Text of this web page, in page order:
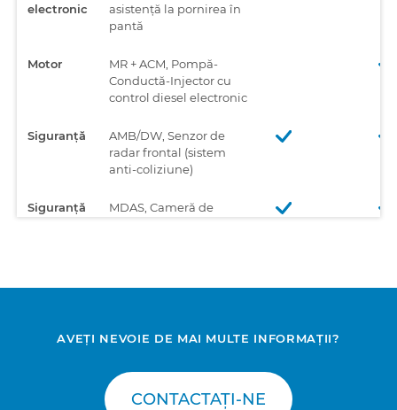
electronic
asistență la pornirea în
pantă
Motor
MR + ACM, Pompă-
Conductă-Injector cu
control diesel electronic
Siguranță
AMB/DW, Senzor de
radar frontal (sistem
anti-coliziune)
Siguranță
MDAS, Cameră de
AVEȚI NEVOIE DE MAI MULTE INFORMAȚII?
CONTACTAȚI-NE